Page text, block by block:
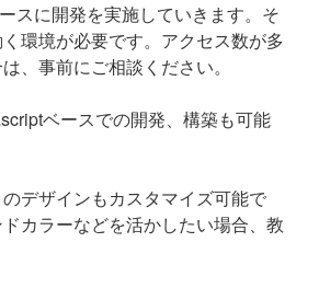
スに開発を実施していきます。そ
環境が必要です。アクセス数が多
、事前にご相談ください。
ベースでの開発、構築も可能
デザインもカスタマイズ可能で
カラーなどを活かしたい場合、教